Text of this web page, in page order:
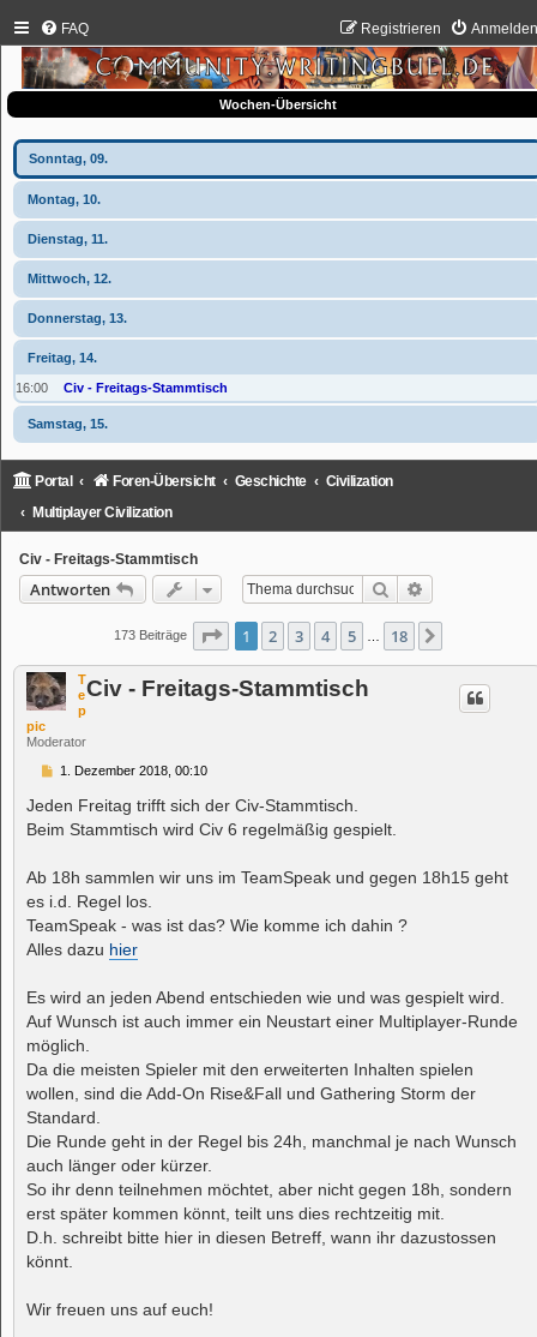
FAQ Registrieren
Wochen-Übersicht
Sonntag, 09.
Montag, 10.
Dienstag, 11.
Mittwoch, 12.
Donnerstag, 13.
Freitag, 14.
16:00 Civ - Freitags-Stammtisch
Samstag, 15.
Portal Foren-Übersicht Geschichte
Civilization
Multiplayer Civilization
Civ - Freitags-Stammtisch
Antworten Suche
173 Beiträge Seite 1von 18
1 2 3 4 5 18
T
e
p
pic
Moderator
Civ - Freitags-Stammtisch
B
i
t
r
1. Dezember 2018, 00:10
Jeden Freitag trifft sich der Civ-Stammtisch.
Beim Stammtisch wird Civ 6 regelmäßig gespielt.
Ab 18h sammlen wir uns im TeamSpeak und gegen 18h15 geht
es i.d. Regel los.
TeamSpeak - was ist das? Wie komme ich dahin ?
Alles dazu hier
Es wird an jeden Abend entschieden wie und was gespielt wird.
Auf Wunsch ist auch immer ein Neustart einer Multiplayer-Runde
möglich.
Da die meisten Spieler mit den erweiterten Inhalten spielen
wollen, sind die Add-On Rise&Fall und Gathering Storm der
Standard.
Die Runde geht in der Regel bis 24h, manchmal je nach Wunsch
auch länger oder kürzer.
So ihr denn teilnehmen möchtet, aber nicht gegen 18h, sondern
erst später kommen könnt, teilt uns dies rechtzeitig mit.
D.h. schreibt bitte hier in diesen Betreff, wann ihr dazustossen
könnt.
Wir freuen uns auf euch!